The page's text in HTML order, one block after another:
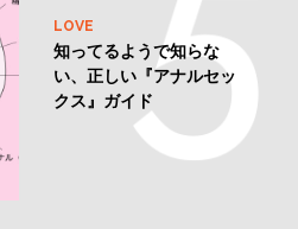
LOVE
知ってるようで知らな
い、正しい『アナルセッ
クス』ガイド